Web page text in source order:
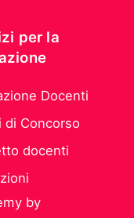
per la
Docenti
di Concorso
docenti
by